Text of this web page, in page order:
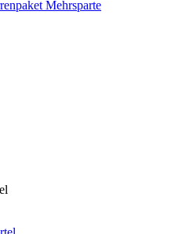
Mehrsparte